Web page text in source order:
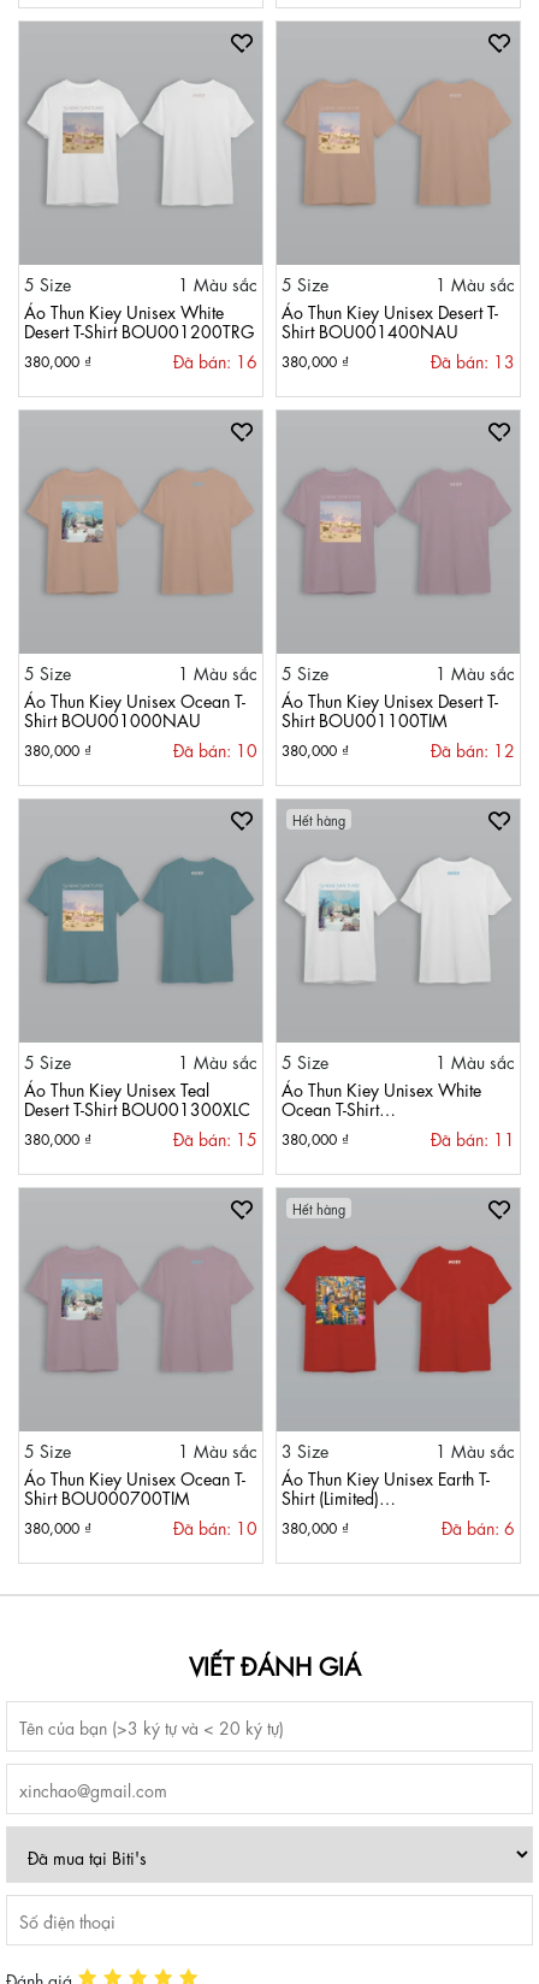
5 Size
1 Màu sắc
Áo Thun Kiey Unisex White
Desert T-Shirt BOU001200TRG
380,000 ₫ Đã bán: 16
5 Size
1 Màu sắc
Áo Thun Kiey Unisex Desert T-
Shirt BOU001400NAU
380,000 ₫ Đã bán: 13
5 Size
1 Màu sắc
Áo Thun Kiey Unisex Ocean T-
Shirt BOU001000NAU
380,000 ₫ Đã bán: 10
5 Size
1 Màu sắc
Áo Thun Kiey Unisex Desert T-
Shirt BOU001100TIM
380,000 ₫ Đã bán: 12
5 Size
1 Màu sắc
Áo Thun Kiey Unisex Teal
Desert T-Shirt BOU001300XLC
380,000 ₫ Đã bán: 15
Hết hàng
5 Size
1 Màu sắc
Áo Thun Kiey Unisex White
Ocean T-Shirt
380,000 ₫ Đã bán: 11
5 Size
1 Màu sắc
Áo Thun Kiey Unisex Ocean T-
Shirt BOU000700TIM
380,000 ₫ Đã bán: 10
Hết hàng
3 Size
1 Màu sắc
Áo Thun Kiey Unisex Earth T-
Shirt (Limited)
BOU000500DOO
380,000 ₫ Đã bán: 6
VIẾT ĐÁNH GIÁ
Đánh giá